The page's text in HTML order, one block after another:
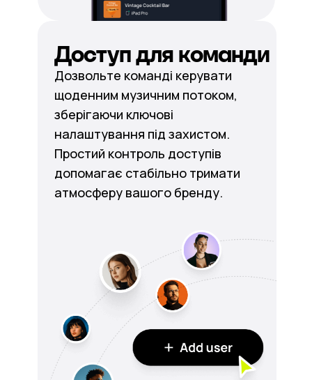
Доступ для команди
Дозвольте команді керувати
щоденним музичним потоком,
зберігаючи ключові
налаштування під захистом.
Простий контроль доступів
допомагає стабільно тримати
атмосферу вашого бренду.